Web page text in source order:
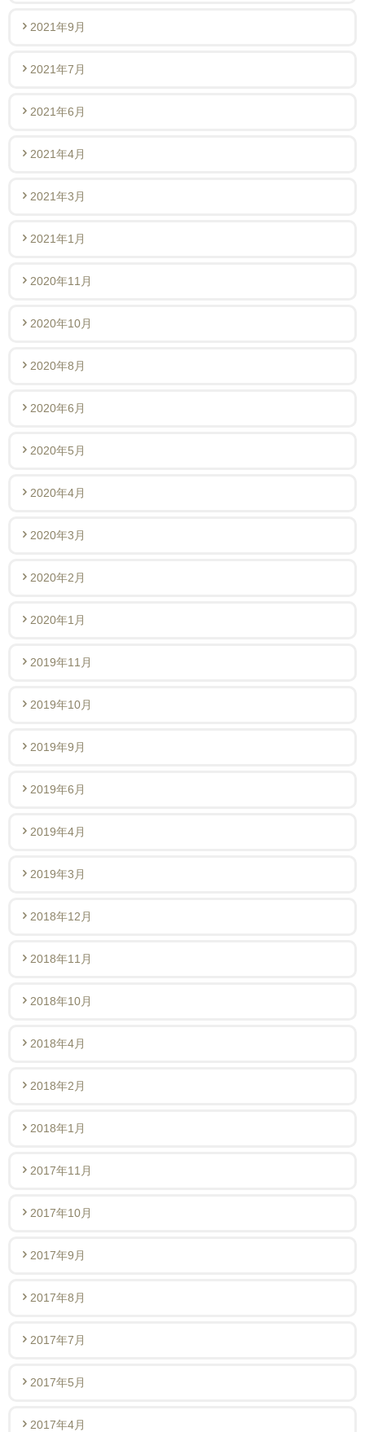
2021年9月
2021年7月
2021年6月
2021年4月
2021年3月
2021年1月
2020年11月
2020年10月
2020年8月
2020年6月
2020年5月
2020年4月
2020年3月
2020年2月
2020年1月
2019年11月
2019年10月
2019年9月
2019年6月
2019年4月
2019年3月
2018年12月
2018年11月
2018年10月
2018年4月
2018年2月
2018年1月
2017年11月
2017年10月
2017年9月
2017年8月
2017年7月
2017年5月
2017年4月